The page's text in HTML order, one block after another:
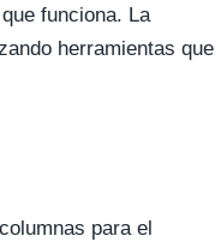
funciona. La
herramientas que
para el